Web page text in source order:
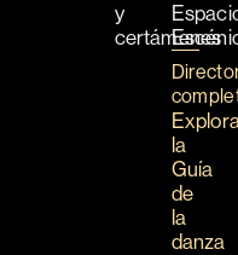
y
certámenes
la
Guía
de
la
danza